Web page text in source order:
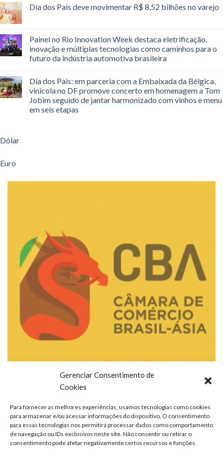
Gerenciar Consentimento de
Cookies
Para fornecer as melhores experiências, usamos tecnologias como cookies
para armazenar e/ou acessar informações do dispositivo. O consentimento
para essas tecnologias nos permitirá processar dados como comportamento
de navegação ou IDs exclusivos neste site. Não consentir ou retirar o
consentimento pode afetar negativamente certos recursos e funções.
Dia dos Pais deve movimentar R$ 8,52 bilhões no varejo
Painel no Rio Innovation Week destaca eletrificação,
inovação e múltiplas tecnologias como caminhos para o
futuro da indústria automotiva brasileira
Dia dos Pais: em parceria com a Embaixada da Bélgica,
vinícola no DF promove concerto em homenagem a Tom
Jobim seguido de jantar harmonizado com vinhos e menu
em seis etapas
Dólar
Euro